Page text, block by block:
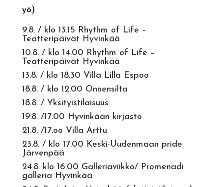
yö)
9.8. / klo 13.15 Rhythm of Life –
Teatteripäivät Hyvinkää
10.8. / klo 14.00 Rhythm of Life –
Teatteripäivät Hyvinkää
13.8. / klo 18.30 Villa Lilla Espoo
18.8. / klo 12.00 Onnensilta
18.8. / Yksityistilaisuus
19.8. /17.00 Hyvinkään kirjasto
21.8. /17.oo Villa Arttu
23.8. / klo 17.00 Keski-Uudenmaan pride
Järvenpää
24.8. klo 16.00 Galleriaviikko/ Promenadi
galleria Hyvinkää